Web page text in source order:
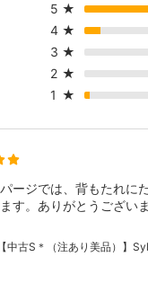
5 ★
4 ★
3 ★
2 ★
1 ★
ージでは、背もたれに
す。ありがとうございま
【中古S＊（注あり美品）】